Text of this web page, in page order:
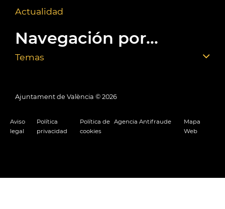
Actualidad
Navegación por...
Temas
Ajuntament de València © 2026
Aviso
legal
Política
privacidad
Política de
cookies
Agencia Antifraude
Mapa
Web